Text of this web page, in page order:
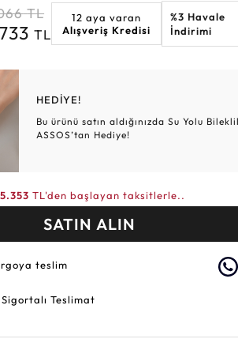
Elmas Bilezikler
Altın Tesbihler
Altın Hasır Setler
Violet Burç
TL
TL
12 aya varan
Alışveriş Kredisi
%3 Havale
İndirimi
HEDİYE!
Bu ürünü satın aldığınızda Su Yolu
ASSOS’tan Hediye!
TL'den başlayan taksitlerle..
SATIN ALIN
teslim
Teslimat